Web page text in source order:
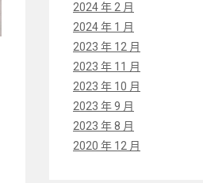
2024 年 2 月
2024 年 1 月
2023 年 12 月
2023 年 11 月
2023 年 10 月
2023 年 9 月
2023 年 8 月
2020 年 12 月